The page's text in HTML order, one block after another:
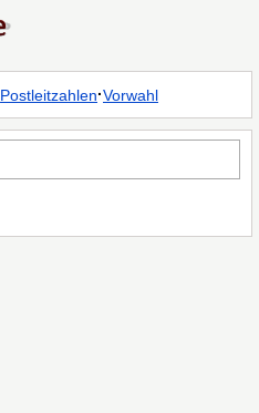
Postleitzahlen·Vorwahl